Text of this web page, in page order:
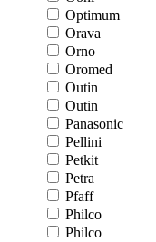
Optimum
Orava
Orno
Oromed
Outin
Outin
Panasonic
Pellini
Petkit
Petra
Pfaff
Philco
Philco